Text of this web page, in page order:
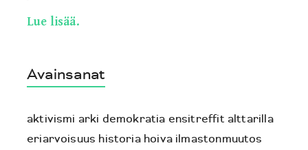
Lue lisää.
Avainsanat
aktivismi arki demokratia ensitreffit alttarilla
eriarvoisuus historia hoiva ilmastonmuutos